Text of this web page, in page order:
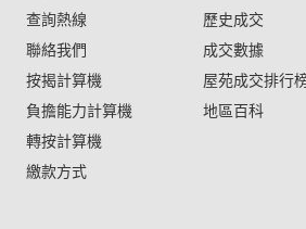
查詢熱線
聯絡我們
按揭計算機
負擔能力計算機
轉按計算機
繳款方式
歷史成交
成交數據
屋苑成交排行
地區百科